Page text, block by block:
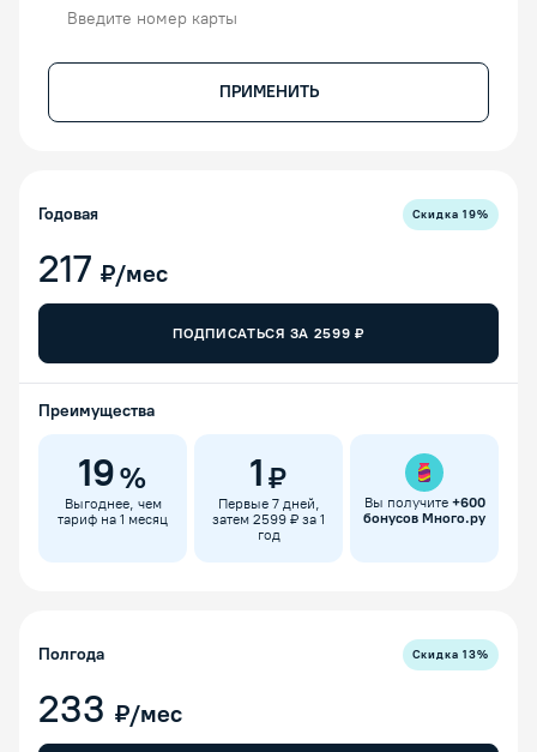
ПРИМЕНИТЬ
Годовая Скидка19%
217 ₽/мес
ПОДПИСАТЬСЯ ЗА 2599 ₽
Преимущества
19%
Выгоднее, чем
тариф на 1 месяц
1 ₽
Первые 7 дней,
затем 2599 ₽ за 1
год
Вы получите +600
бонусов Много.ру
Полгода Скидка13%
233 ₽/мес